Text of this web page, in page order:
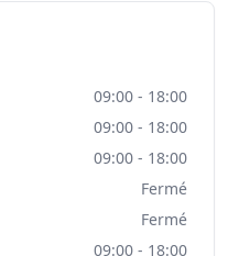
09:00 - 18:00
09:00 - 18:00
09:00 - 18:00
Fermé
Fermé
09:00 - 18:00